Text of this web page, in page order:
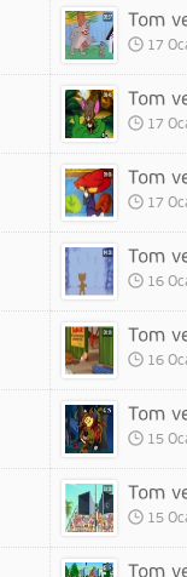
17
17
17
16
16
15
15